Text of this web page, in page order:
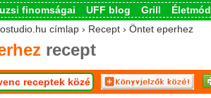
finomságai UFF blog Grill Életmód
címlap › Recept › Öntet eperhez
recept
receptek közé